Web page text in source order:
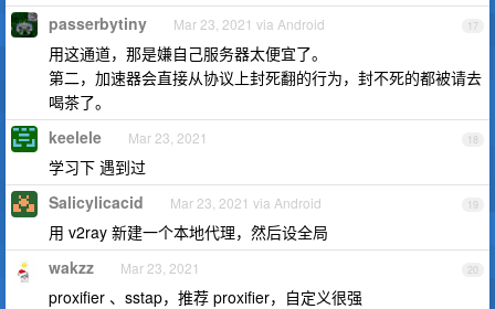
17
passerbytiny Mar 23, 2021 via Android
用这通道，那是嫌自己服务器太便宜了。
第二，加速器会直接从协议上封死翻的行为，封不死的都被请去
喝茶了。
18
keelele Mar 23, 2021
学习下 遇到过
19
Salicylicacid Mar 23, 2021 via Android
用 v2ray 新建一个本地代理，然后设全局
20
wakzz Mar 23, 2021
proxifier 、sstap，推荐 proxifier，自定义很强